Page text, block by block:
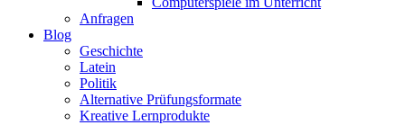
Anfragen
Blog
Geschichte
Latein
Politik
Alternative Prüfungsformate
Kreative Lernprodukte